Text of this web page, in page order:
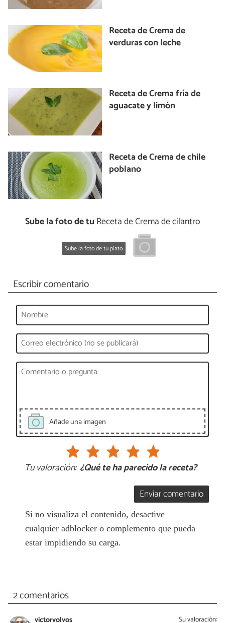
Receta de Crema de
verduras con leche
Receta de Crema fría de
aguacate y limón
Receta de Crema de chile
poblano
Sube la foto de tu Receta de Crema de cilantro
Sube la foto de tu plato
Escribir comentario
Añade una imagen
Tu valoración: ¿Qué te ha parecido la receta?
Enviar comentario
Si no visualiza el contenido, desactive
cualquier adblocker o complemento que pueda
estar impidiendo su carga.
2 comentarios
Su valoración:
victorvolvos